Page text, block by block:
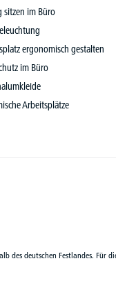
sitzen im Büro
ergonomisch gestalten
im Büro
Arbeitsplätze
deutschen Festlandes. Für